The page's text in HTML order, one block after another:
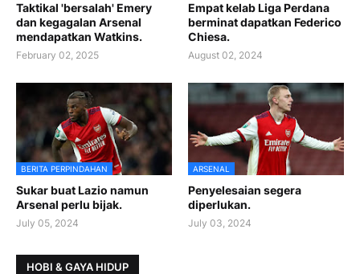
Taktikal 'bersalah' Emery
dan kegagalan Arsenal
mendapatkan Watkins.
February 02, 2025
Empat kelab Liga Perdana
berminat dapatkan Federico
Chiesa.
August 02, 2024
BERITA PERPINDAHAN
Sukar buat Lazio namun
Arsenal perlu bijak.
July 05, 2024
ARSENAL
Penyelesaian segera
diperlukan.
July 03, 2024
HOBI & GAYA HIDUP